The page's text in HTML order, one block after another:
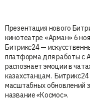
Презентация нового
кинотеатре «Арман» 6
Битрикс24 —
платформа для работы с
распознает эмоции в
казахстанцам.
масштабных обновлений
название«Космос».